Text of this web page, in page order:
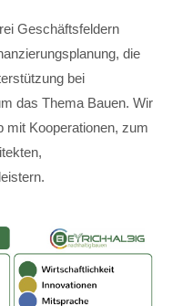
Geschäftsfeldern
die
bei
das Thema Bauen. Wir
mit Kooperationen, zum